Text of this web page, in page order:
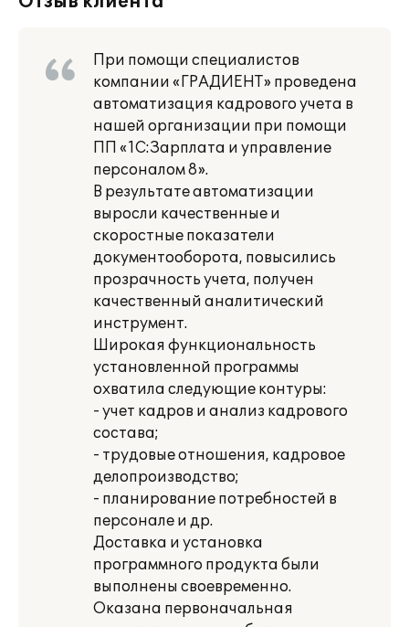
При помощи специалистов
компании «ГРАДИЕНТ» проведена
автоматизация кадрового учета в
нашей организации при помощи
ПП «1С:Зарплата и управление
персоналом 8».
В результате автоматизации
выросли качественные и
скоростные показатели
документооборота, повысились
прозрачность учета, получен
качественный аналитический
инструмент.
Широкая функциональность
установленной программы
охватила следующие контуры:
- учет кадров и анализ кадрового
состава;
- трудовые отношения, кадровое
делопроизводство;
- планирование потребностей в
персонале и др.
Доставка и установка
программного продукта были
выполнены своевременно.
Оказана первоначальная